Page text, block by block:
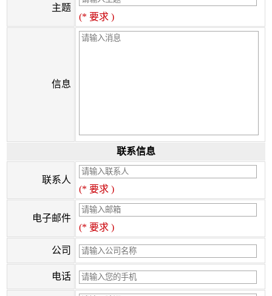
主题
(* 要求 )
信息
联系信息
联系人
(* 要求 )
电子邮件
(* 要求 )
公司
电话